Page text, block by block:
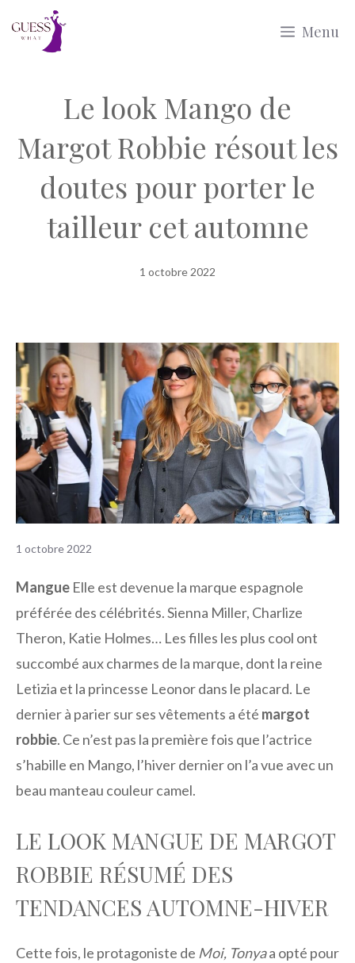
Menu
Le look Mango de
Margot Robbie résout les
doutes pour porter le
tailleur cet automne
1 octobre 2022
1 octobre 2022
Mangue Elle est devenue la marque espagnole
préférée des célébrités. Sienna Miller, Charlize
Theron, Katie Holmes… Les filles les plus cool ont
succombé aux charmes de la marque, dont la reine
Letizia et la princesse Leonor dans le placard. Le
dernier à parier sur ses vêtements a été margot
robbie. Ce n’est pas la première fois que l’actrice
s’habille en Mango, l’hiver dernier on l’a vue avec un
beau manteau couleur camel.
LE LOOK MANGUE DE MARGOT
ROBBIE RÉSUMÉ DES
TENDANCES AUTOMNE-HIVER
Cette fois, le protagoniste de Moi, Tonyaa opté pour